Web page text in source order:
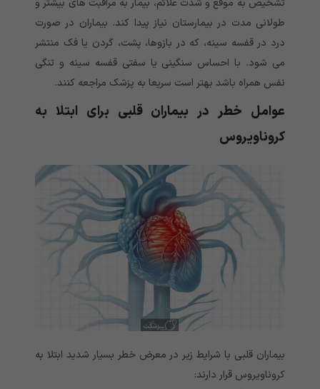
تشخیص به موقع و شدت علائم، بیمار به مراقبت های بیشتر و
طولانی مدت در بیمارستان نیاز پیدا کند. بیماران در صورت
درد در قفسه سینه، که در بازوها، پشت، گردن یا فک منتشر
می شود. با احساس سنگینی یا سفتی قفسه سینه و تنگی
نفس همراه باشد بهتر است سریعا به پزشک مراجعه کنند.
عوامل خطر در بیماران قلبی برای ابتلا به
کروناویروس
بیماران قلبی با شرایط زیر در معرض خطر بسیار شدید ابتلا به
کروناویروس قرار دارند: